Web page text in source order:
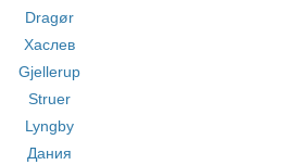
Dragør
Хаслев
Gjellerup
Struer
Lyngby
Дания